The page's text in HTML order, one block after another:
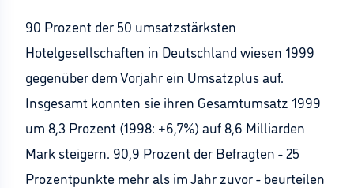
90 Prozent der 50 umsatzstärksten
Hotelgesellschaften in Deutschland wiesen 1999
gegenüber dem Vorjahr ein Umsatzplus auf.
Insgesamt konnten sie ihren Gesamtumsatz 1999
um 8,3 Prozent (1998: +6,7%) auf 8,6 Milliarden
Mark steigern. 90,9 Prozent der Befragten - 25
Prozentpunkte mehr als im Jahr zuvor - beurteilen